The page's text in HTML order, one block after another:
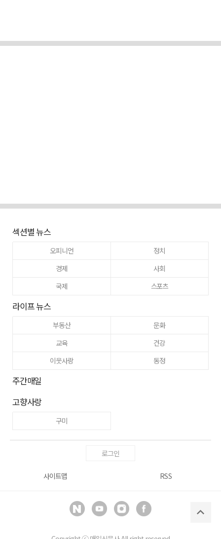
섹션별 뉴스
오피니언
정치
경제
사회
국제
스포츠
라이프 뉴스
부동산
문화
교육
건강
이웃사랑
동정
주간매일
고향사랑
구미
로그인
사이트맵 RSS